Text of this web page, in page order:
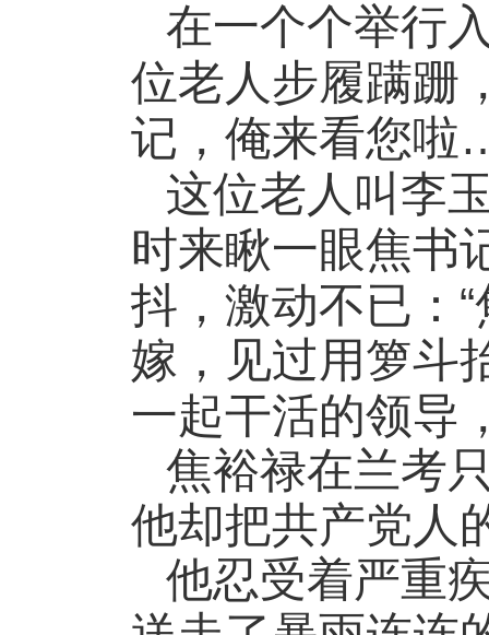
在一个个举行
位老人步履蹒跚
记，俺来看您啦
这位老人叫李
时来瞅一眼焦书
抖，激动不已： “
嫁，见过用箩斗
一起干活的领导
焦裕禄在兰考
他却把共产党人
他忍受着严重